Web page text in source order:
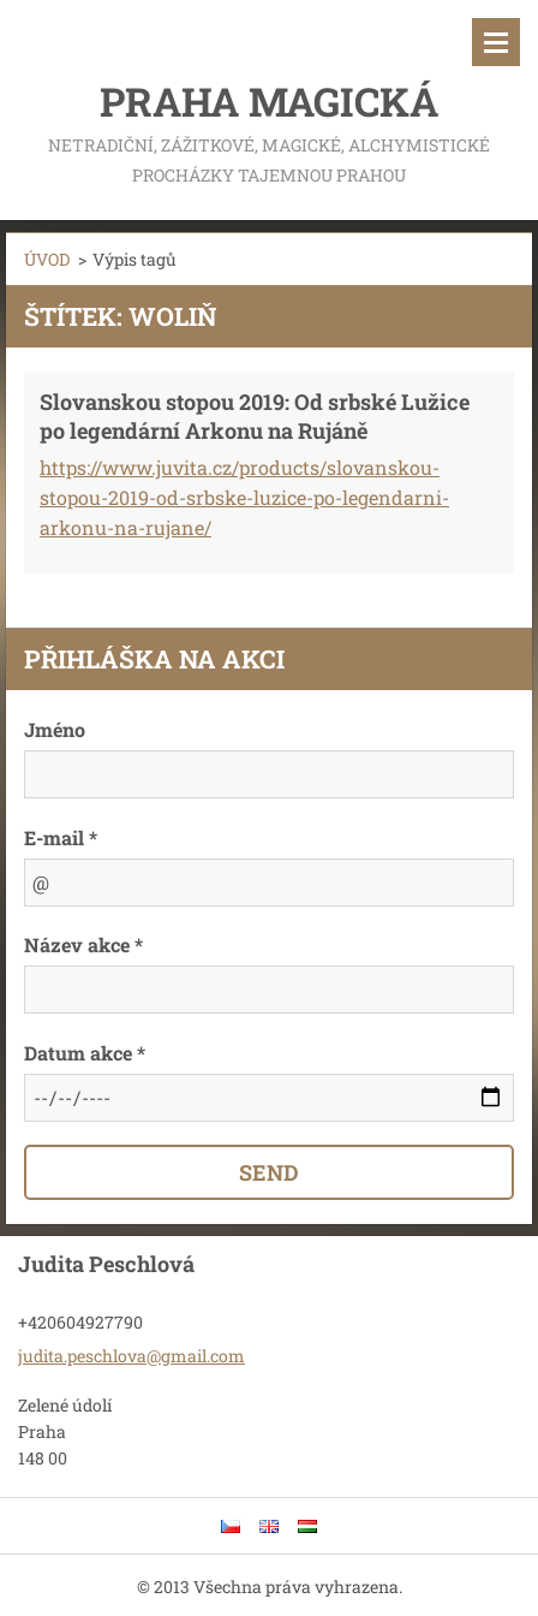
PRAHA MAGICKÁ
NETRADIČNÍ, ZÁŽITKOVÉ, MAGICKÉ, ALCHYMISTICKÉ
PROCHÁZKY TAJEMNOU PRAHOU
ÚVOD > Výpis tagů
ŠTÍTEK: WOLIŇ
Slovanskou stopou 2019: Od srbské Lužice
po legendární Arkonu na Rujáně
https://www.juvita.cz/products/slovanskou-
stopou-2019-od-srbske-luzice-po-legendarni-
arkonu-na-rujane/
PŘIHLÁŠKA NA AKCI
Jméno
E-mail *
Název akce *
Datum akce *
Judita Peschlová
+420604927790
judita.peschlova@gmail.com
Zelené údolí
Praha
148 00
© 2013 Všechna práva vyhrazena.